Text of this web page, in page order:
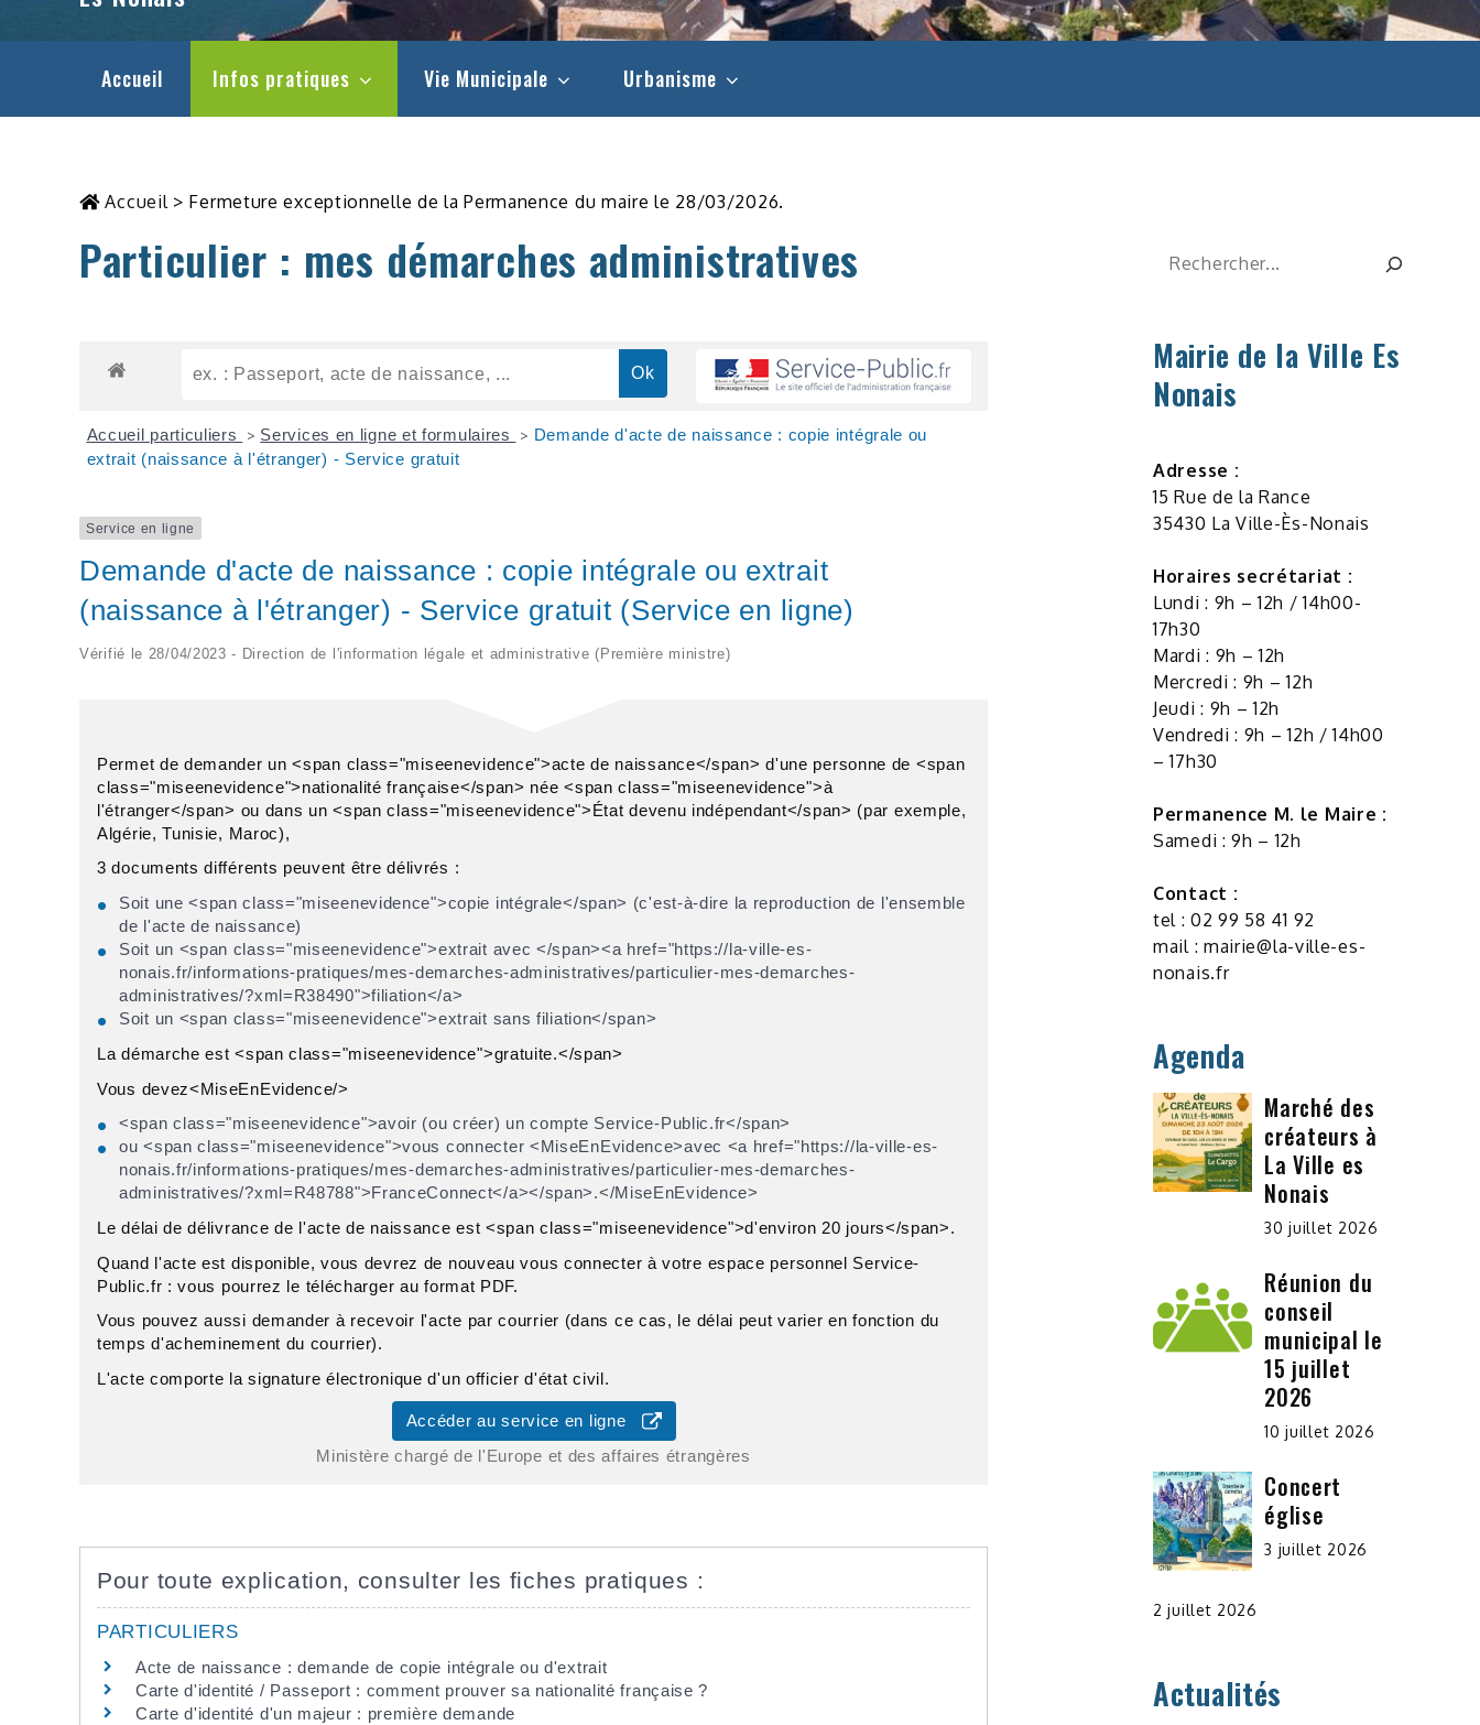
Accueil Infos pratiques Vie Municipale Urbanisme
Accueil> Fermeture exceptionnelle de la Permanence du maire le 28/03/2026.
Particulier : mes démarches administratives
Accueil particuliers > Services en ligne et formulaires > Demande d'acte de naissance : copie intégrale ou
extrait (naissance à l'étranger) - Service gratuit
Service en ligne
Demande d'acte de naissance : copie intégrale ou extrait
(naissance à l'étranger) - Service gratuit (Service en ligne)
Vérifié le 28/04/2023 - Direction de l'information légale et administrative (Première ministre)
Permet de demander un <span class="miseenevidence">acte de naissance</span> d'une personne de <span
class="miseenevidence">nationalité française</span> née <span class="miseenevidence">à
l'étranger</span> ou dans un <span class="miseenevidence">État devenu indépendant</span> (par exemple,
Algérie, Tunisie, Maroc),
3 documents différents peuvent être délivrés :
Soit une <span class="miseenevidence">copie intégrale</span> (c'est-à-dire la reproduction de l'ensemble
de l'acte de naissance)
Soit un <span class="miseenevidence">extrait avec </span><a href="https://la-ville-es-
nonais.fr/informations-pratiques/mes-demarches-administratives/particulier-mes-demarches-
administratives/?xml=R38490">filiation</a>
Soit un <span class="miseenevidence">extrait sans filiation</span>
La démarche est <span class="miseenevidence">gratuite.</span>
Vous devez<MiseEnEvidence/>
<span class="miseenevidence">avoir (ou créer) un compte Service-Public.fr</span>
ou <span class="miseenevidence">vous connecter <MiseEnEvidence>avec <a href="https://la-ville-es-
nonais.fr/informations-pratiques/mes-demarches-administratives/particulier-mes-demarches-
administratives/?xml=R48788">FranceConnect</a></span>.</MiseEnEvidence>
Le délai de délivrance de l'acte de naissance est <span class="miseenevidence">d'environ 20 jours</span>.
Quand l'acte est disponible, vous devrez de nouveau vous connecter à votre espace personnel Service-
Public.fr : vous pourrez le télécharger au format PDF.
Vous pouvez aussi demander à recevoir l'acte par courrier (dans ce cas, le délai peut varier en fonction du
temps d'acheminement du courrier).
L'acte comporte la signature électronique d'un officier d'état civil.
Accéder au service en ligne
Ministère chargé de l'Europe et des affaires étrangères
Pour toute explication, consulter les fiches pratiques :
PARTICULIERS
Acte de naissance : demande de copie intégrale ou d'extrait
Carte d'identité / Passeport : comment prouver sa nationalité française ?
Carte d'identité d'un majeur : première demande
Rechercher
Mairie de la Ville Es
Nonais
Adresse :
15 Rue de la Rance
35430 La Ville-Ès-Nonais
Horaires secrétariat :
Lundi : 9h – 12h / 14h00-
17h30
Mardi : 9h – 12h
Mercredi : 9h – 12h
Jeudi : 9h – 12h
Vendredi : 9h – 12h / 14h00
– 17h30
Permanence M. le Maire :
Samedi : 9h – 12h
Contact :
tel : 02 99 58 41 92
mail : mairie@la-ville-es-
nonais.fr
Agenda
Marché des
créateurs à
La Ville es
Nonais
30 juillet 2026
Réunion du
conseil
municipal le
15 juillet
2026
10 juillet 2026
Concert
église
3 juillet 2026
2 juillet 2026
Actualités